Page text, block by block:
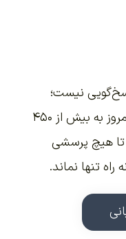
نیست؛
همراهی در مسیر ساختن است. تا امروز به بیش از ۴۵۰
تا هیچ پرسشی
تنها نماند.